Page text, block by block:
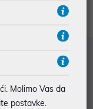
Molimo Vas da
postavke.